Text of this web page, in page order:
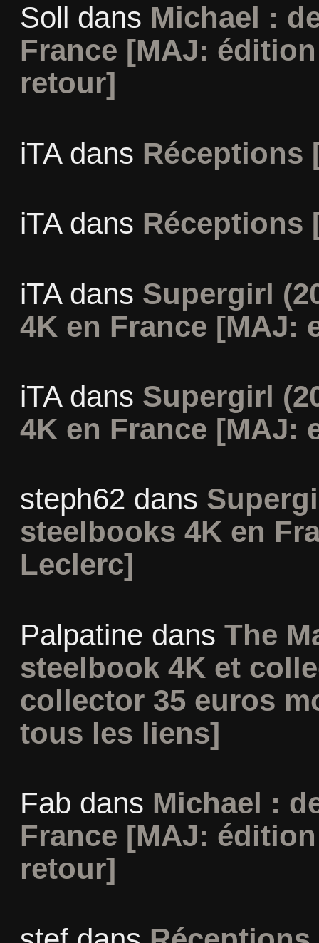
Soll dans Michael :
France [MAJ:
retour]
iTAdans Réceptions
iTAdans Réceptions
iTAdans Supergirl
4K en France [MAJ:
iTAdans Supergirl
4K en France [MAJ:
steph62 dans
steelbooks 4K en
Leclerc]
Palpatine dans The
steelbook 4K et
collector 35 euros
tous les liens]
Fab dans Michael :
France [MAJ:
retour]